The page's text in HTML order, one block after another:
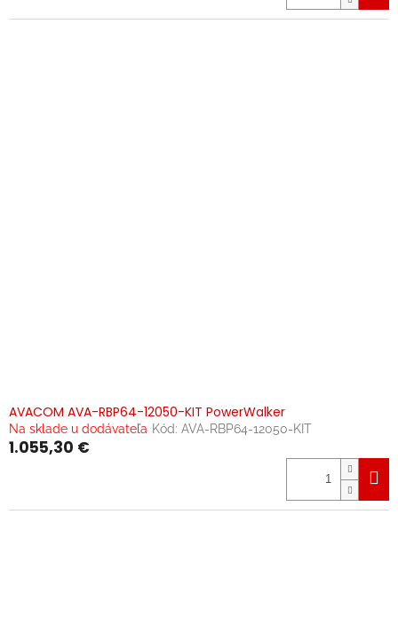
AVACOM AVA-RBP64-12050-KIT PowerWalker
Na sklade u dodávateľa Kód: AVA-RBP64-12050-KIT
1.055,30 €